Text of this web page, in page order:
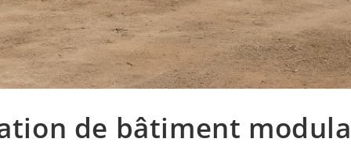
de bâtiment